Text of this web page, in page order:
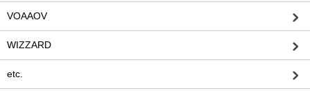
VOAAOV
WIZZARD
etc.